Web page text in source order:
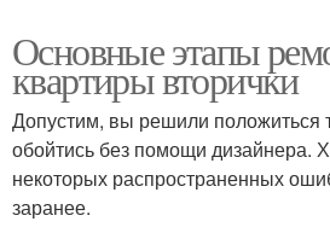
Основные этапы
квартиры вторички
Допустим, вы решили положиться
обойтись без помощи дизайнера.
некоторых распространенных
заранее.